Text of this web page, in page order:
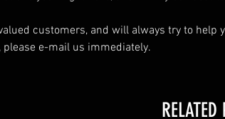
customers, and will always try to help
please e-mail us immediately.
RELATED